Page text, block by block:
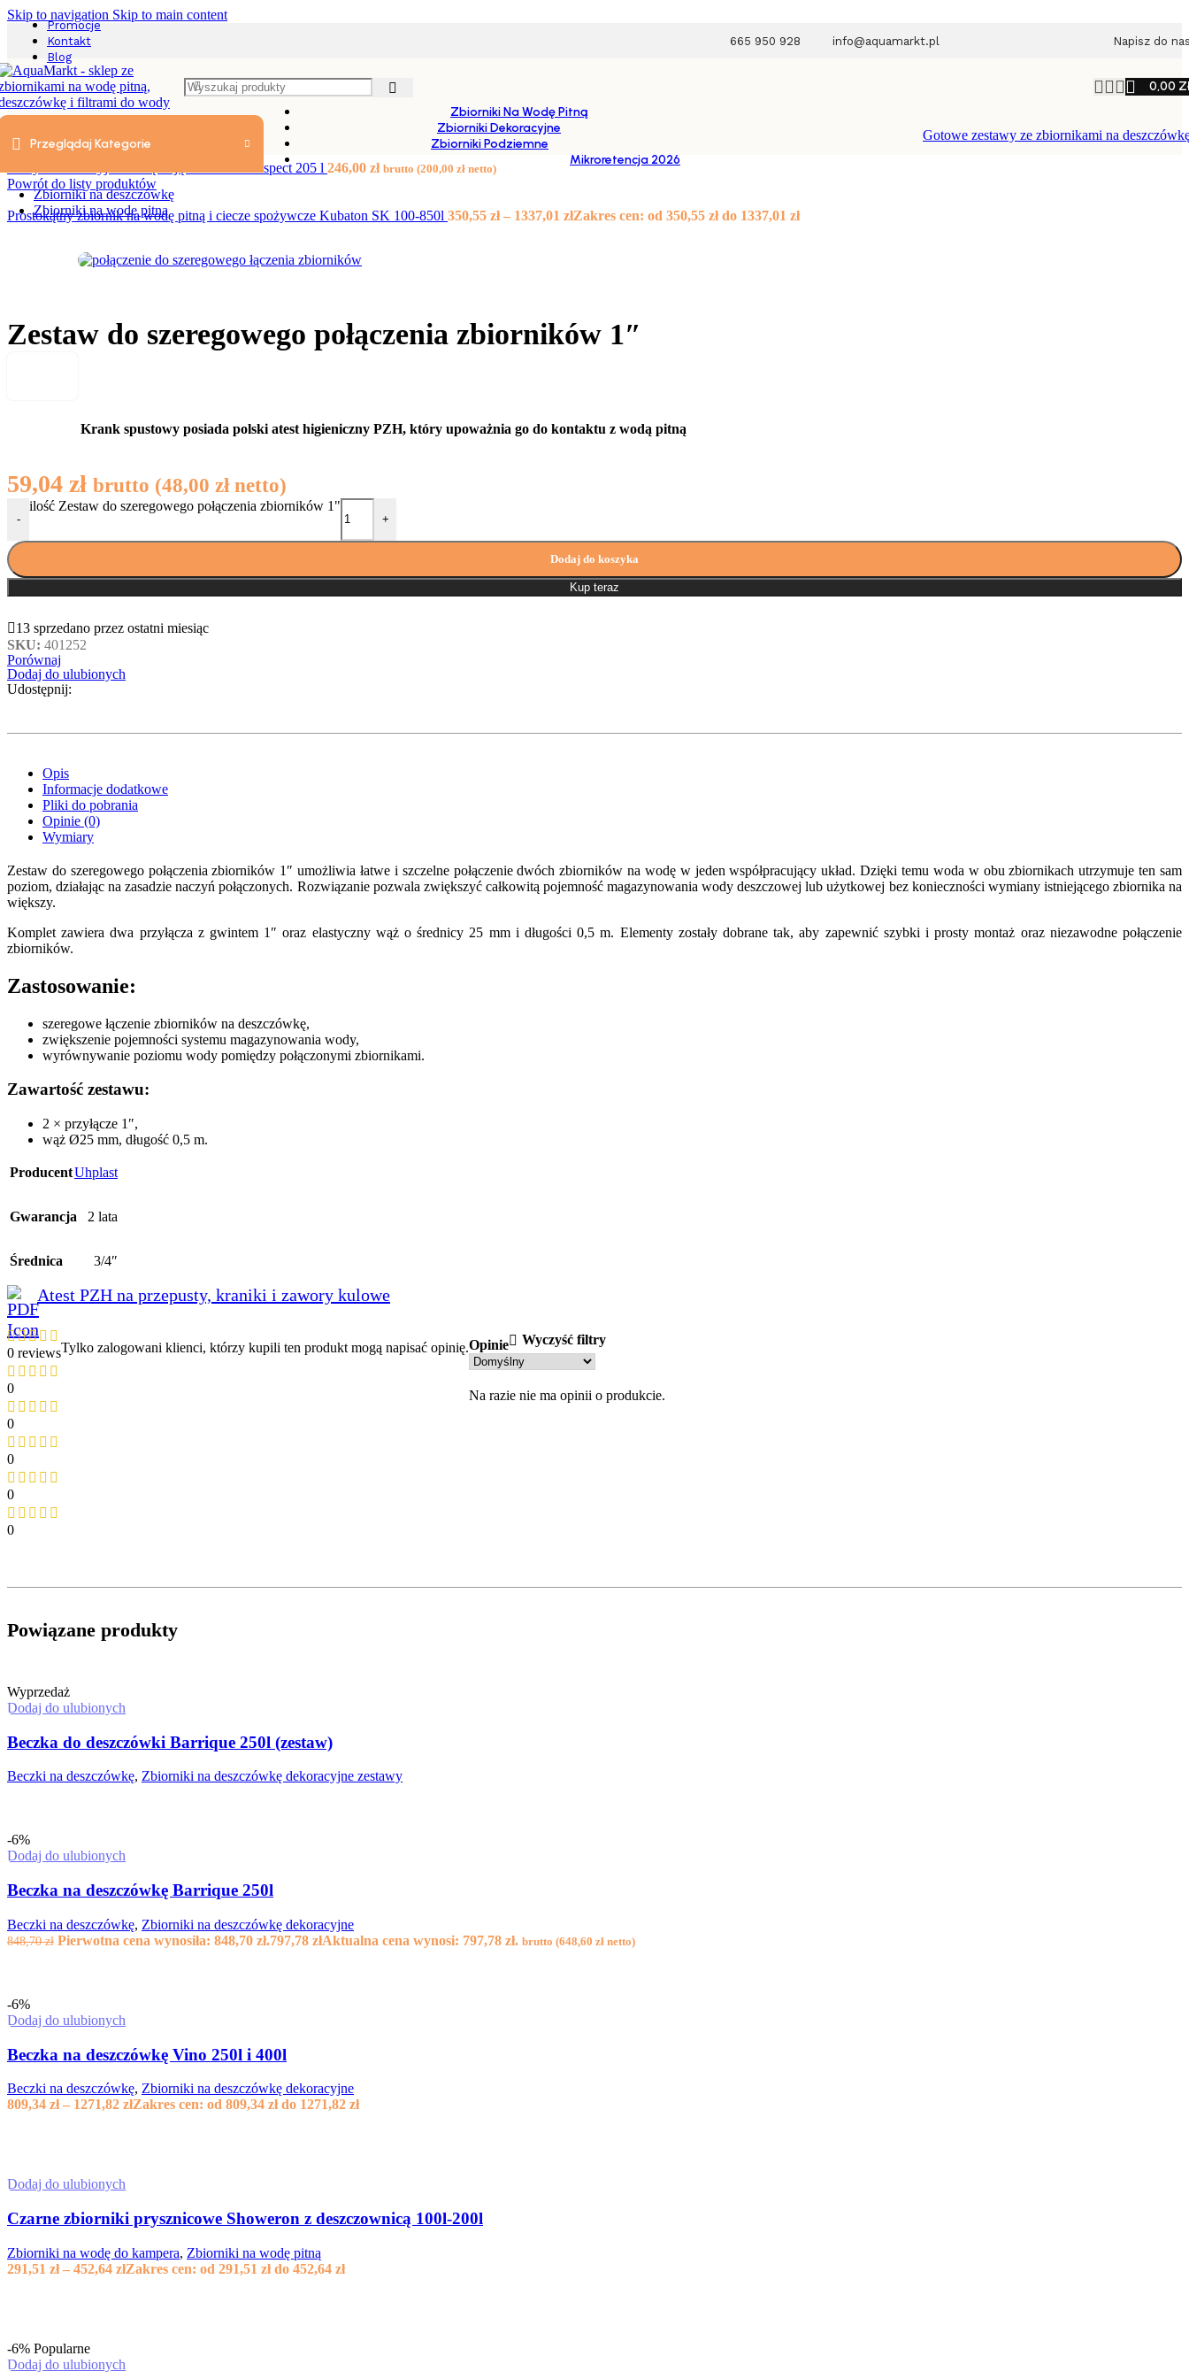
Skip to navigation Skip to main content
Promocje
Kontakt
Blog
665 950 928 info@aquamarkt.pl Napisz do
0,00
Przeglądaj Kategorie
Zbiorniki na deszczówkę
Zbiorniki na wodę pitną
Zbiorniki Na Wodę Pitną
Zbiorniki Dekoracyjne
Zbiorniki Podziemne
Mikroretencja 2026
Gotowe zestawy ze zbiornikami na
Strona główna / Zbiorniki na deszczówkę Akcesoria do zbiorników dekoracyjnych/ Zestaw do szeregowego połączenia zbiorników 1″
Skrzynka retencyjno-rozsączająca EcoBloc Inspect 205 l 246,00 zł brutto (200,00 zł netto)
Powrót do listy produktów
Prostokątny zbiornik na wodę pitną i ciecze spożywcze Kubaton SK 100-850l 350,55 zł – 1337,01 złZakres cen: od 350,55 zł do 1337,01 zł
Zestaw do szeregowego połączenia zbiorników 1″
Krank spustowy posiada polski atest higieniczny PZH, który upoważnia go do kontaktu z wodą pitną
59,04 zł brutto (48,00 złnetto)
-
ilość Zestaw do szeregowego połączenia zbiorników 1"
+
Dodaj do koszyka
Kup teraz
13 sprzedano przez ostatni miesiąc
SKU: 401252
Porównaj
Dodaj do ulubionych
Udostępnij:
Opis
Informacje dodatkowe
Pliki do pobrania
Opinie (0)
Wymiary
Zestaw do szeregowego połączenia zbiorników 1″ umożliwia łatwe i szczelne połączenie dwóch zbiorników na wodę w jeden współpracujący układ. Dzięki temu woda w obu zbiornikach utrzymuje ten sam
poziom, działając na zasadzie naczyń połączonych. Rozwiązanie pozwala zwiększyć całkowitą pojemność magazynowania wody deszczowej lub użytkowej bez konieczności wymiany istniejącego zbiornika na
większy.
Komplet zawiera dwa przyłącza z gwintem 1″ oraz elastyczny wąż o średnicy 25 mm i długości 0,5 m. Elementy zostały dobrane tak, aby zapewnić szybki i prosty montaż oraz niezawodne połączenie
zbiorników.
Zastosowanie:
szeregowe łączenie zbiorników na deszczówkę,
zwiększenie pojemności systemu magazynowania wody,
wyrównywanie poziomu wody pomiędzy połączonymi zbiornikami.
Zawartość zestawu:
2 × przyłącze 1″,
wąż Ø25 mm, długość 0,5 m.
ProducentUhplast
Gwarancja 2 lata
Średnica 3/4″
Atest PZH na przepusty, kraniki i zawory kulowe
0 reviews
0
0
0
0
0
Opinie Wyczyść filtry
Na razie nie ma opinii o produkcie.
Tylko zalogowani klienci, którzy kupili ten produkt mogą napisać opinię.
Powiązane produkty
Wyprzedaż
Dodaj do ulubionych
Beczka do deszczówki Barrique 250l (zestaw)
Beczki na deszczówkę, Zbiorniki na deszczówkę dekoracyjne zestawy
-6%
Dodaj do ulubionych
Beczka na deszczówkę Barrique 250l
Beczki na deszczówkę, Zbiorniki na deszczówkę dekoracyjne
848,70zł Pierwotna cena wynosiła: 848,70 zł.797,78 złAktualna cena wynosi: 797,78 zł. brutto (648,60 zł netto)
-6%
Dodaj do ulubionych
Beczka na deszczówkę Vino 250l i 400l
Beczki na deszczówkę, Zbiorniki na deszczówkę dekoracyjne
809,34 zł – 1271,82 złZakres cen: od 809,34 zł do 1271,82 zł
Dodaj do ulubionych
Czarne zbiorniki prysznicowe Showeron z deszczownicą 100l-200l
Zbiorniki na wodę do kampera, Zbiorniki na wodę pitną
291,51 zł – 452,64 złZakres cen: od 291,51 zł do 452,64 zł
-6% Popularne
Dodaj do ulubionych